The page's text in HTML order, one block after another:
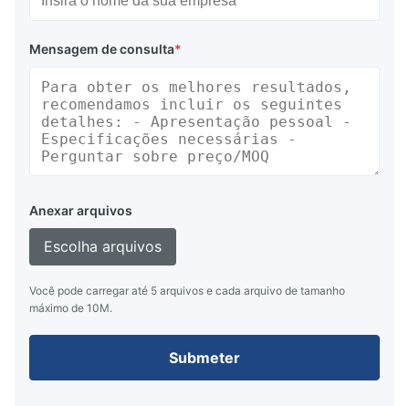
Mensagem de consulta*
Anexar arquivos
Escolha arquivos
Você pode carregar até 5 arquivos e cada arquivo de tamanho
máximo de 10M.
Submeter